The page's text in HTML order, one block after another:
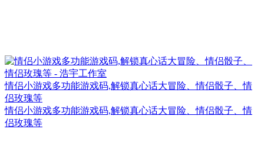
情侣小游戏多功能游戏码,解锁真心话大冒险、情侣骰子、情
侣玫瑰等
情侣小游戏多功能游戏码,解锁真心话大冒险、情侣骰子、情
侣玫瑰等